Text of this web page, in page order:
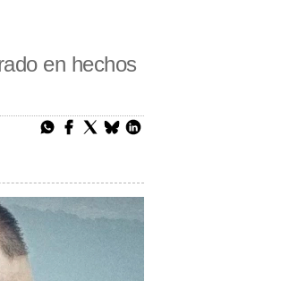
en hechos